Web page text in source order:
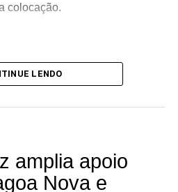
colocação.
o cenário ainda está aberto e
a eleição.
LENDO
amplia apoio
Nova e